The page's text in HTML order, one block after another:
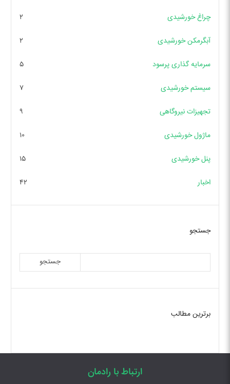
چراغ خورشیدی ۲
آبگرمکن خورشیدی ۲
سرمایه گذاری پرسود ۵
سیستم خورشیدی ۷
تجهیزات نیروگاهی ۹
ماژول خورشیدی ۱۰
پنل خورشیدی ۱۵
اخبار ۴۲
جستجو
جستجو
برترین مطالب
ارتباط با رادمان